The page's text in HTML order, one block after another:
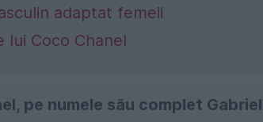
adaptat femeii
lui Coco Chanel
pe numele său complet